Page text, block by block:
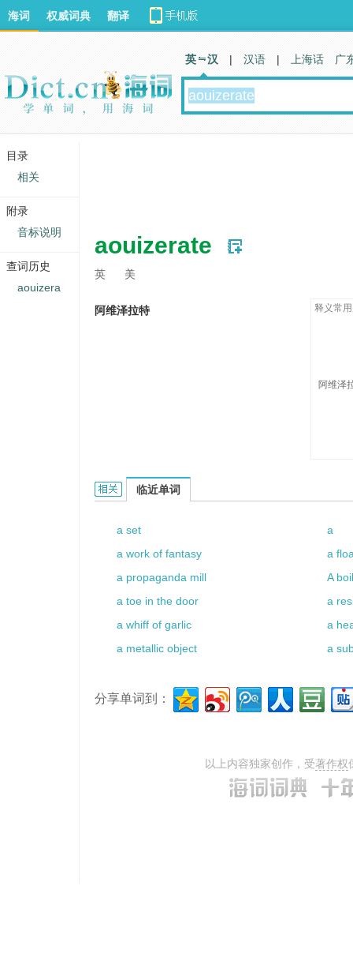
aouizerate
英 美
阿维泽拉特 释义常
阿维泽
Aouizerate的相关资料：
临近单词
a set
a
a work of fantasy
a
a propaganda mill
A
a toe in the door
a
a whiff of garlic
a
a metallic object
a
分享单词到：
以上内容独家创作，受著作权
海词 权威词典 翻译
英 汉 | 汉语 | 上海话 广
目录
相关
附录
音标说明
查词历史
aouizera